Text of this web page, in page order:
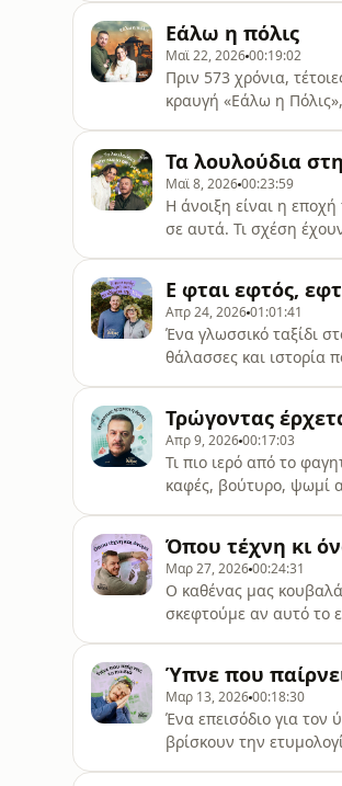
pcm.adswizz.com for
Εάλω η πόλις
Μαϊ 22, 202600:19:02
Πριν 573 χρόνια,
κραυγή «Εάλω η
pcm.adswizz.com for
Τα λουλούδια
Μαϊ 8, 202600:23:59
Η άνοιξη είναι η
σε αυτά. Τι σχέση
AdsWizz company.
Ε φται εφτός,
Απρ 24, 202601:01:41
Ένα γλωσσικό ταξίδι
θάλασσες και ιστορία
pcm.adswizz.com for
Τρώγοντας
Απρ 9, 202600:17:03
Τι πιο ιερό από το
καφές, βούτυρο, ψωμί
company. See
Όπου τέχνη κι
Μαρ 27, 202600:24:31
Ο καθένας μας
σκεφτούμε αν αυτό το
by Simplecast, an
Ύπνε που
Μαρ 13, 202600:18:30
Ένα επεισόδιο για τον
βρίσκουν την